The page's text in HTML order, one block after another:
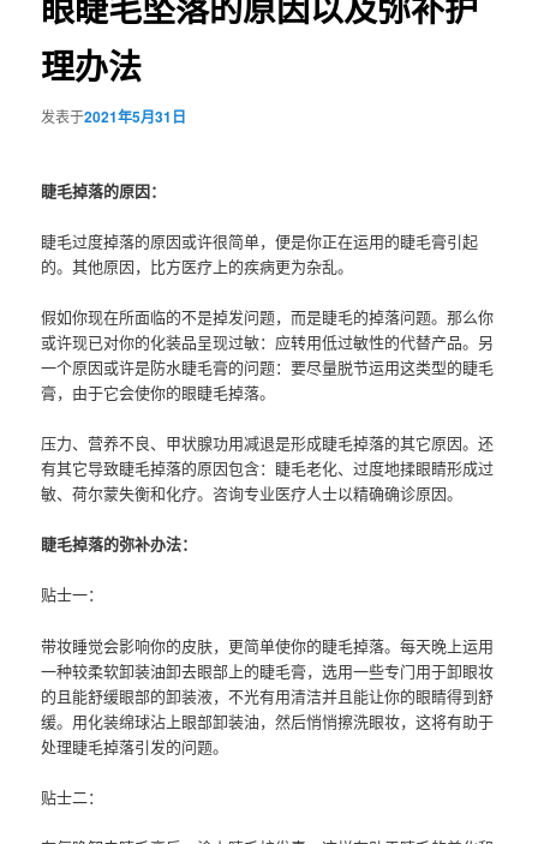
理办法
发表于2021年5月31日
睫毛掉落的原因：
睫毛过度掉落的原因或许很简单，便是你正在运用的睫毛膏引起
的。其他原因，比方医疗上的疾病更为杂乱。
假如你现在所面临的不是掉发问题，而是睫毛的掉落问题。那么你
或许现已对你的化装品呈现过敏：应转用低过敏性的代替产品。另
一个原因或许是防水睫毛膏的问题：要尽量脱节运用这类型的睫毛
膏，由于它会使你的眼睫毛掉落。
压力、营养不良、甲状腺功用减退是形成睫毛掉落的其它原因。还
有其它导致睫毛掉落的原因包含：睫毛老化、过度地揉眼睛形成过
敏、荷尔蒙失衡和化疗。咨询专业医疗人士以精确确诊原因。
睫毛掉落的弥补办法：
贴士一：
带妆睡觉会影响你的皮肤，更简单使你的睫毛掉落。每天晚上运用
一种较柔软卸装油卸去眼部上的睫毛膏，选用一些专门用于卸眼妆
的且能舒缓眼部的卸装液，不光有用清洁并且能让你的眼睛得到舒
缓。用化装绵球沾上眼部卸装油，然后悄悄擦洗眼妆，这将有助于
处理睫毛掉落引发的问题。
贴士二：